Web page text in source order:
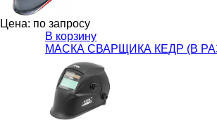
Цена: по запросу
В корзину
МАСКА СВАРЩИКА КЕДР (В